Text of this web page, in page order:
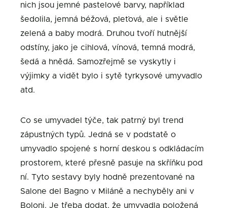
nich jsou jemné pastelové barvy, například
šedolila, jemná béžová, pleťová, ale i světle
zelená a baby modrá. Druhou tvoří hutnější
odstíny, jako je cihlová, vínová, temná modrá,
šedá a hnědá. Samozřejmě se vyskytly i
výjimky a vidět bylo i sytě tyrkysové umyvadlo
atd.
Co se umyvadel týče, tak patrný byl trend
zápustných typů. Jedná se v podstatě o
umyvadlo spojené s horní deskou s odkládacím
prostorem, které přesně pasuje na skříňku pod
ní. Tyto sestavy byly hodně prezentované na
Salone del Bagno v Miláně a nechyběly ani v
Boloni. Je třeba dodat, že umyvadla položená